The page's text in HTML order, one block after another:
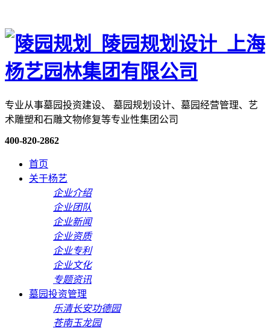
专业从事墓园投资建设、 墓园规划设计、墓园经营管理、艺
术雕塑和石雕文物修复等专业性集团公司
400-820-2862
首页
关于杨艺
企业介绍
企业团队
企业新闻
企业资质
企业专利
企业文化
专题资讯
墓园投资管理
乐清长安功德园
苍南玉龙园